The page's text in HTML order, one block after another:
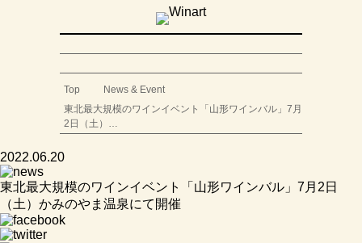
Top
News & Event
東北最大規模のワインイベント「山形ワインバル」7月
2日（土）…
2022.06.20
東北最大規模のワインイベント「山形ワインバル」7月2日
（土）かみのやま温泉にて開催